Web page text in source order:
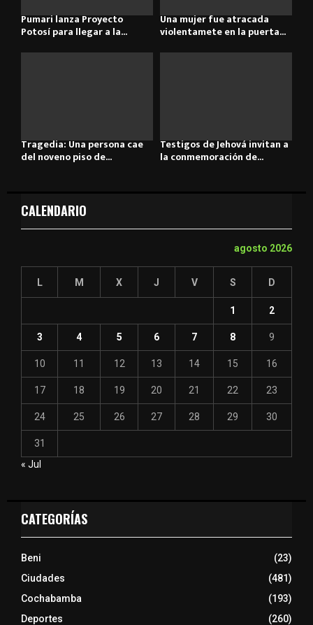
Pumari lanza Proyecto
Potosí para llegar a la...
Una mujer fue atracada
violentamete en la puerta...
Tragedia: Una persona cae
del noveno piso de...
Testigos de Jehová invitan a
la conmemoración de...
CALENDARIO
agosto 2026
L M X J V S D
1 2
3 4 5 6 7 8 9
10 11 12 13 14 15 16
17 18 19 20 21 22 23
24 25 26 27 28 29 30
31
« Jul
CATEGORÍAS
Beni
(23)
Ciudades
(481)
Cochabamba
(193)
Deportes
(260)